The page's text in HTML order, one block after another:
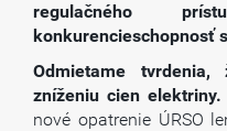
regulačného
konkurencieschopnosť
Odmietame
zníženiu cien elektriny.
nové opatrenie ÚRSO